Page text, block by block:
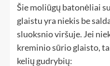
Šie moliūgų batonėliai
glaistu yra niekis be
sluoksnio viršuje. Jei
kreminio sūrio glaisto,
kelių gudrybių: